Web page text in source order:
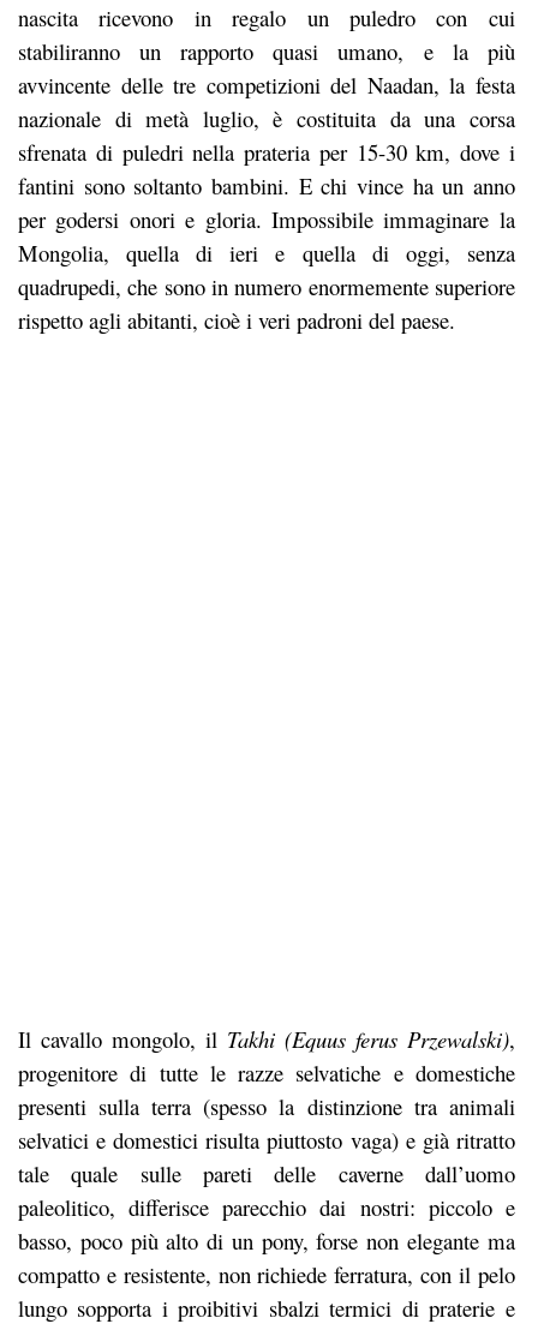
nascita ricevono in regalo un puledro con cui
stabiliranno un rapporto quasi umano, e la più
avvincente delle tre competizioni del Naadan, la festa
nazionale di metà luglio, è costituita da una corsa
sfrenata di puledri nella prateria per 15-30 km, dove i
fantini sono soltanto bambini. E chi vince ha un anno
per godersi onori e gloria. Impossibile immaginare la
Mongolia, quella di ieri e quella di oggi, senza
quadrupedi, che sono in numero enormemente superiore
rispetto agli abitanti, cioè i veri padroni del paese.
Il cavallo mongolo, il Takhi (Equus ferus Przewalski),
progenitore di tutte le razze selvatiche e domestiche
presenti sulla terra (spesso la distinzione tra animali
selvatici e domestici risulta piuttosto vaga) e già ritratto
tale quale sulle pareti delle caverne dall’uomo
paleolitico, differisce parecchio dai nostri: piccolo e
basso, poco più alto di un pony, forse non elegante ma
compatto e resistente, non richiede ferratura, con il pelo
lungo sopporta i proibitivi sbalzi termici di praterie e